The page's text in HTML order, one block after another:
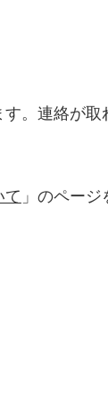
。連絡が
て 」のページ